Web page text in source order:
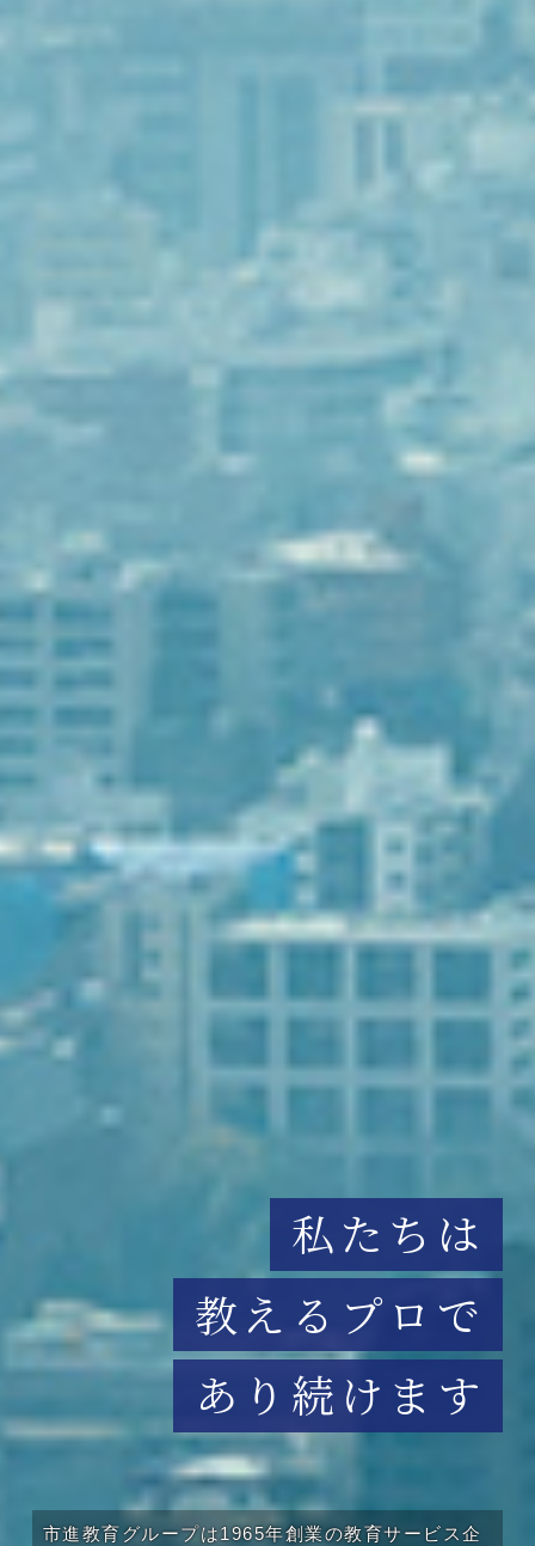
私たちは
教えるプロで
あり続けます
市進教育グループは1965年創業の教育サービス企